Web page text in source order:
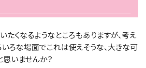
たくなるようなところもありますが、考え
いろな場面でこれは使えそうな、大きな可
いませんか？